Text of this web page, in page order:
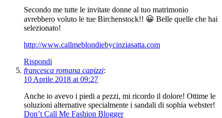
Secondo me tutte le invitate donne al tuo matrimonio
avrebbero voluto le tue Birchenstock!! 😀 Belle quelle che hai
selezionato!
http://www.callmeblondiebycinziasatta.com
Rispondi
francesca romana capizzi:
10 Aprile 2018 at 09:27
Anche io avevo i piedi a pezzi, mi ricordo il dolore! Ottime le
soluzioni alternative specialmente i sandali di sophia webster!
Don’t Call Me Fashion Blogger